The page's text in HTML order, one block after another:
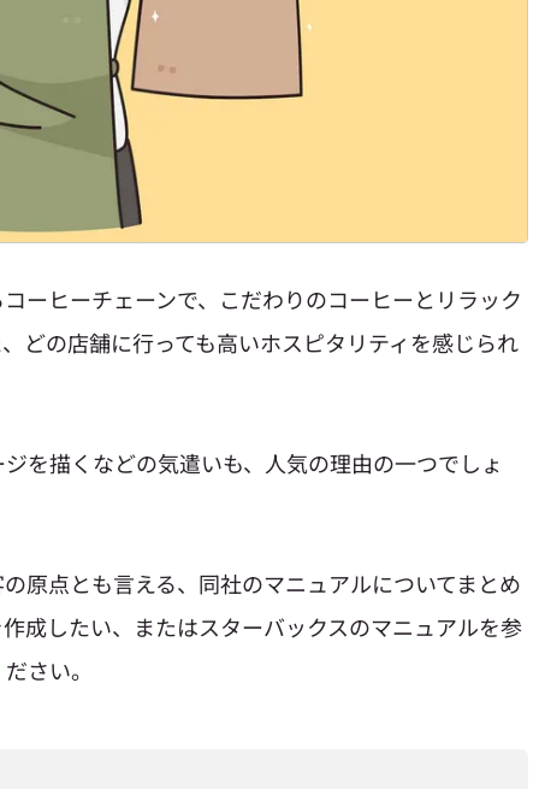
ーヒーチェーンで、こだわりのコーヒーとリラック
どの店舗に行っても高いホスピタリティを感じられ
を描くなどの気遣いも、人気の理由の一つでしょ
原点とも言える、同社のマニュアルについてまとめ
成したい、またはスターバックスのマニュアルを参
さい。